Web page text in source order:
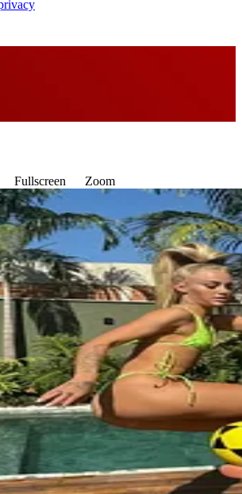
Fullscreen Zoom